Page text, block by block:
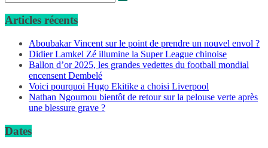
Articles récents
Aboubakar Vincent sur le point de prendre un nouvel envol ?
Didier Lamkel Zé illumine la Super League chinoise
Ballon d’or 2025, les grandes vedettes du football mondial
encensent Dembelé
Voici pourquoi Hugo Ekitike a choisi Liverpool
Nathan Ngoumou bientôt de retour sur la pelouse verte après
une blessure grave ?
Dates